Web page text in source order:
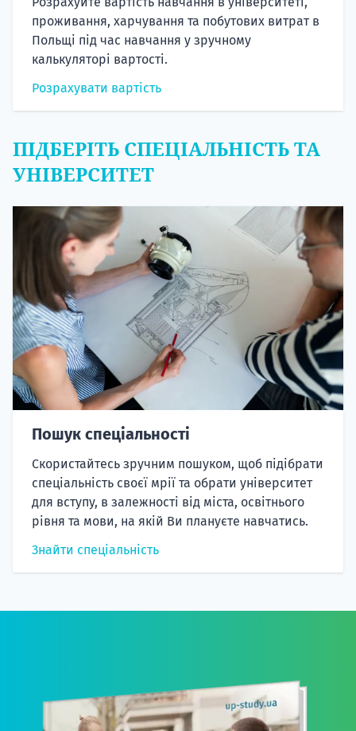
проживання, харчування та побутових витрат в
Польщі під час навчання у зручному
калькуляторі вартості.
Розрахувати вартість
ПІДБЕРІТЬ СПЕЦІАЛЬНІСТЬ ТА
УНІВЕРСИТЕТ
Пошук спеціальності
Скористайтесь зручним пошуком, щоб підібрати
спеціальність своєї мрії та обрати університет
для вступу, в залежності від міста, освітнього
рівня та мови, на якій Ви плануєте навчатись.
Знайти спеціальність